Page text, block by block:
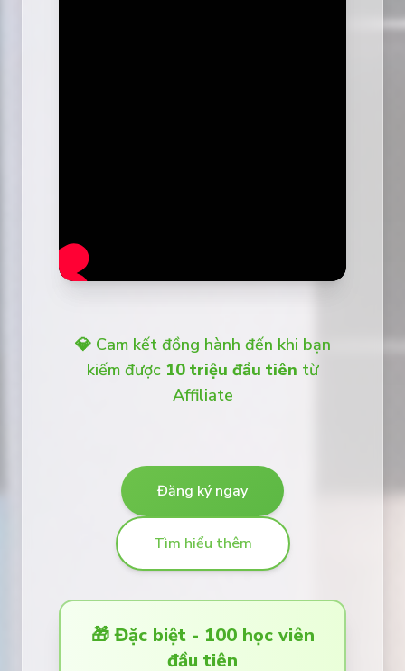
💎 Cam kết đồng hành đến khi bạn
kiếm được 10 triệu đầu tiên từ
Affiliate
Đăng ký ngay
Tìm hiểu thêm
🎁 Đặc biệt - 100 học viên
đầu tiên